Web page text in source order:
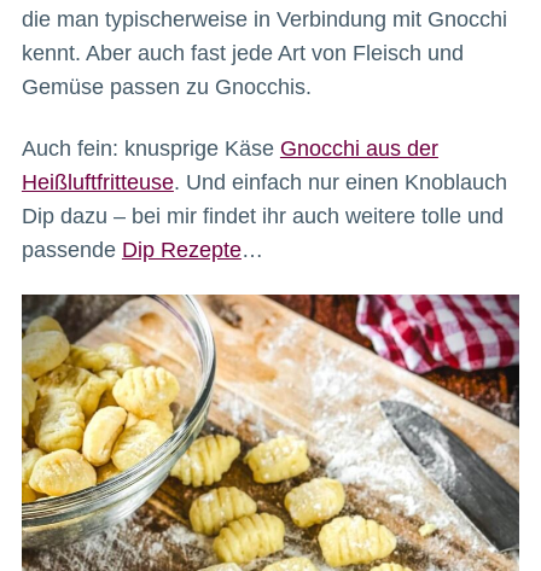
die man typischerweise in Verbindung mit Gnocchi
kennt. Aber auch fast jede Art von Fleisch und
Gemüse passen zu Gnocchis.
Auch fein: knusprige Käse Gnocchi aus der
Heißluftfritteuse. Und einfach nur einen Knoblauch
Dip dazu – bei mir findet ihr auch weitere tolle und
passende Dip Rezepte…